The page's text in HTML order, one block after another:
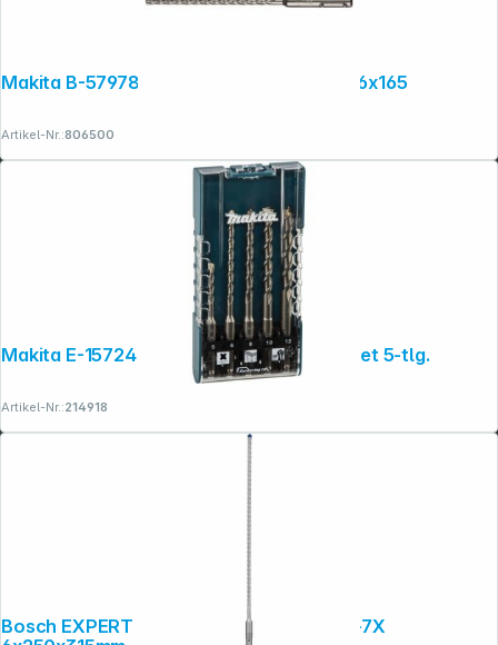
Makita B-57978 NEMESIS2 SDS+ Bohrer 6x165
Artikel-Nr.:806500
Makita E-15724 SDS-Plus Betonbohrer-Set 5-tlg.
Artikel-Nr.:214918
Bosch EXPERT Hammerbohrer SDS plus-7X